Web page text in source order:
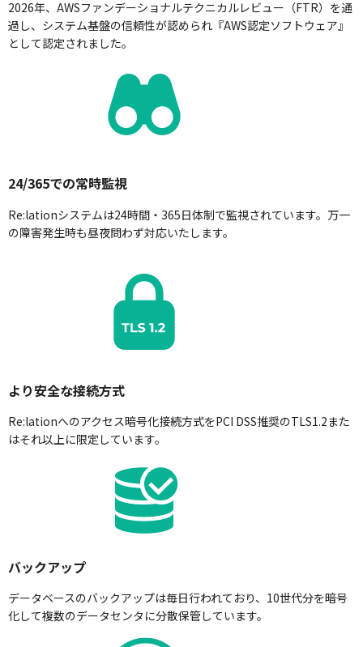
2026年、AWSファンデーショナルテクニカルレビュー（FTR）を通
過し、システム基盤の信頼性が認められ『AWS認定ソフトウェア』
として認定されました。
24/365での常時監視
Re:lationシステムは24時間・365日体制で監視されています。万一
の障害発生時も昼夜問わず対応いたします。
より安全な接続方式
Re:lationへのアクセス暗号化接続方式をPCI DSS推奨のTLS1.2また
はそれ以上に限定しています。
バックアップ
データベースのバックアップは毎日行われており、10世代分を暗号
化して複数のデータセンタに分散保管しています。